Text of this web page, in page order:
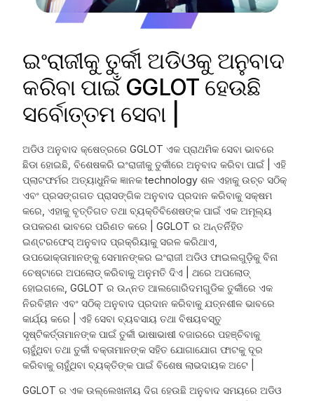
ଇଂରାଜୀକୁ ତୁର୍କୀ ଅଡିଓକୁ ଅନୁବାଦ
କରିବା ପାଇଁ GGLOT ହେଉଛି
ସର୍ବୋତ୍ତମ ସେବା |
ଅଡିଓ ଅନୁବାଦ କ୍ଷେତ୍ରରେ GGLOT ଏକ ପ୍ରାଥମିକ ସେବା ଭାବରେ
ଛିଡା ହୋଇଛି, ବିଶେଷକରି ଇଂରାଜୀକୁ ତୁର୍କୀରେ ଅନୁବାଦ କରିବା ପାଇଁ | ଏହି
ପ୍ଲାଟଫର୍ମର ଅତ୍ୟାଧୁନିକ ଜ୍ଞାନକ technology ଶଳ ଏହାକୁ ଉଚ୍ଚ ସଠିକ୍
ଏବଂ ପ୍ରସଙ୍ଗଗତ ପ୍ରାସଙ୍ଗିକ ଅନୁବାଦ ପ୍ରଦାନ କରିବାକୁ ସକ୍ଷମ
କରେ, ଏହାକୁ ବୃତ୍ତିଗତ ତଥା ବ୍ୟକ୍ତିବିଶେଷଙ୍କ ପାଇଁ ଏକ ଅମୂଲ୍ୟ
ଉପକରଣ ଭାବରେ ପରିଣତ କରେ | GGLOT ର ଅନ୍ତର୍ନିହିତ
ଇଣ୍ଟରଫେସ୍ ଅନୁବାଦ ପ୍ରକ୍ରିୟାକୁ ସରଳ କରିଥାଏ,
ଉପଭୋକ୍ତାମାନଙ୍କୁ ସେମାନଙ୍କର ଇଂରାଜୀ ଅଡିଓ ଫାଇଲଗୁଡ଼ିକୁ ବିନା
ଚେଷ୍ଟାରେ ଅପଲୋଡ୍ କରିବାକୁ ଅନୁମତି ଦିଏ | ଥରେ ଅପଲୋଡ୍
ହୋଇଗଲେ, GGLOT ର ଉନ୍ନତ ଆଲଗୋରିଦମଗୁଡିକ ତୁର୍କୀରେ ଏକ
ନିରବିହୀନ ଏବଂ ସଠିକ୍ ଅନୁବାଦ ପ୍ରଦାନ କରିବାକୁ ଯତ୍ନଶୀଳ ଭାବରେ
କାର୍ଯ୍ୟ କରେ | ଏହି ସେବା ବ୍ୟବସାୟ ତଥା ବିଷୟବସ୍ତୁ
ସୃଷ୍ଟିକର୍ତ୍ତାମାନଙ୍କ ପାଇଁ ତୁର୍କୀ ଭାଷାଭାଷୀ ବଜାରରେ ପହଞ୍ଚିବାକୁ
ଚାହୁଁଥିବା ତଥା ତୁର୍କୀ ବକ୍ତାମାନଙ୍କ ସହିତ ଯୋଗାଯୋଗ ଫାଟକୁ ଦୂର
କରିବାକୁ ଚାହୁଁଥିବା ବ୍ୟକ୍ତିଙ୍କ ପାଇଁ ବିଶେଷ ଲାଭଦାୟକ ଅଟେ |
GGLOT ର ଏକ ଉଲ୍ଲେଖନୀୟ ଦିଗ ହେଉଛି ଅନୁବାଦ ସମୟରେ ଅଡିଓ